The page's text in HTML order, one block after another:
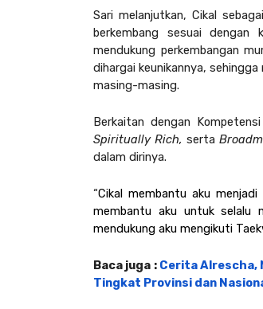
Sari melanjutkan, Cikal
berkembang sesuai dengan
mendukung perkembangan
dihargai keunikannya,
masing-masing.
Berkaitan dengan
Spiritually Rich, serta
dalam dirinya.
“Cikal membantu aku
membantu aku untuk selalu
mendukung aku mengikuti
Baca juga : Cerita Alrescha,
Tingkat Provinsi dan